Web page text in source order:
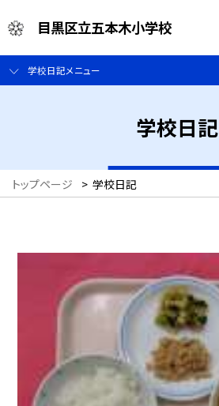
目黒区立五本木小学校
学校日記メニュー
学校日記
トップページ > 学校日記